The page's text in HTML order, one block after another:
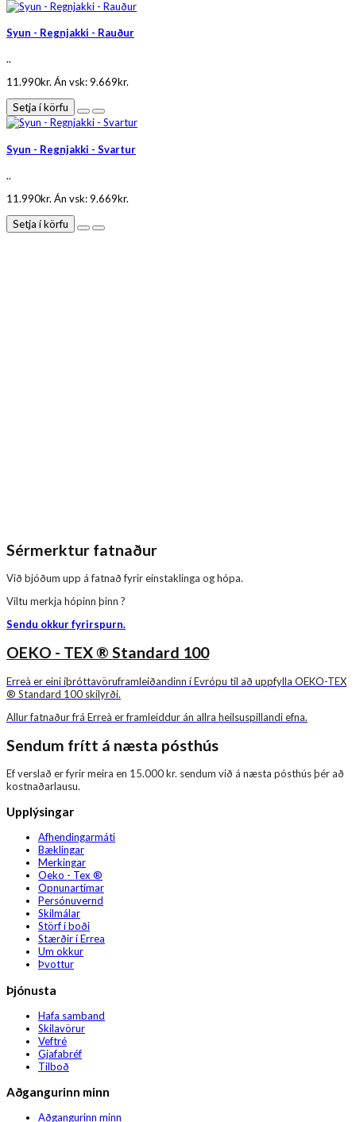
Syun - Regnjakki - Rauður
..
11.990kr. Án vsk: 9.669kr.
Setja í körfu
Syun - Regnjakki - Svartur
..
11.990kr. Án vsk: 9.669kr.
Setja í körfu
Sérmerktur fatnaður
Við bjóðum upp á fatnað fyrir einstaklinga og hópa.
Viltu merkja hópinn þinn ?
Sendu okkur fyrirspurn.
OEKO - TEX ® Standard 100
Erreà er eini íþróttavöruframleiðandinn í Evrópu til að uppfylla OEKO-TEX
® Standard 100 skilyrði.
Allur fatnaður frá Erreà er framleiddur án allra heilsuspillandi efna.
Sendum frítt á næsta pósthús
Ef verslað er fyrir meira en 15.000 kr. sendum við á næsta pósthús þér að
kostnaðarlausu.
Upplýsingar
Afhendingarmáti
Bæklingar
Merkingar
Oeko - Tex ®
Opnunartímar
Persónuvernd
Skilmálar
Störf í boði
Stærðir í Errea
Um okkur
Þvottur
Þjónusta
Hafa samband
Skilavörur
Veftré
Gjafabréf
Tilboð
Aðgangurinn minn
Aðgangurinn minn